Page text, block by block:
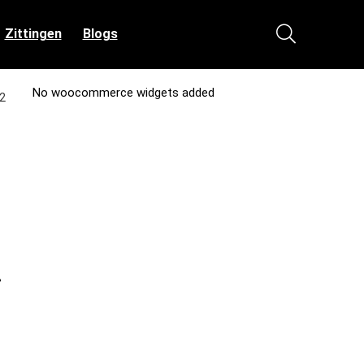
Zittingen Blogs
No woocommerce widgets added